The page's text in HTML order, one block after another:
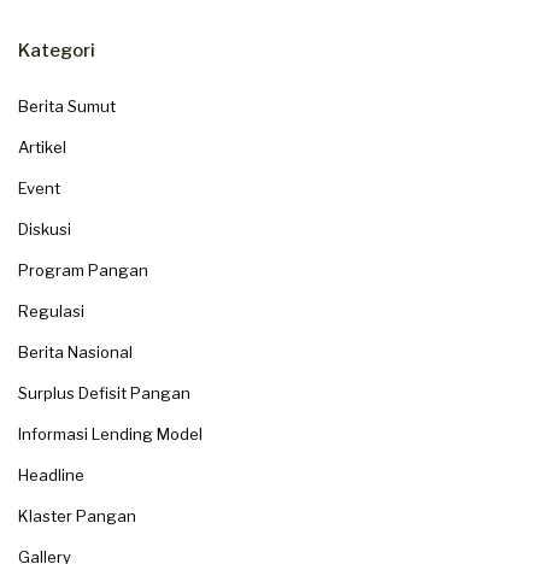
Kategori
Berita Sumut
Artikel
Event
Diskusi
Program Pangan
Regulasi
Berita Nasional
Surplus Defisit Pangan
Informasi Lending Model
Headline
Klaster Pangan
Gallery